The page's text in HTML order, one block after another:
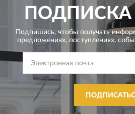
ПОДПИСКА
Подпишись, чтобы получать
предложениях, поступлениях,